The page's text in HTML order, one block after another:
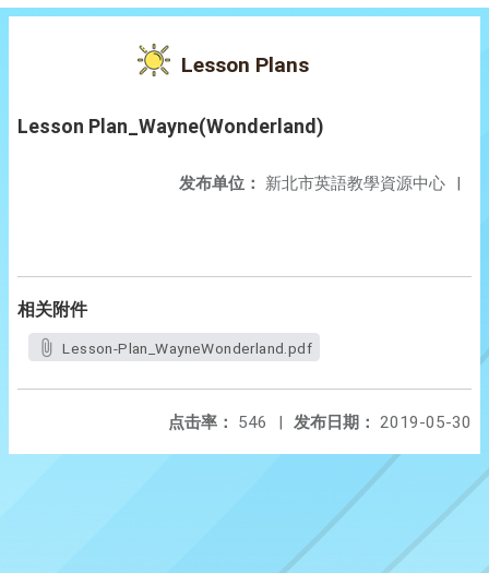
Lesson Plans
Lesson Plan_Wayne(Wonderland)
发布单位： 新北市英語教學資源中心 |
相关附件
Lesson-Plan_WayneWonderland.pdf
发布日期： 2019-05-30
点击率： 546 |